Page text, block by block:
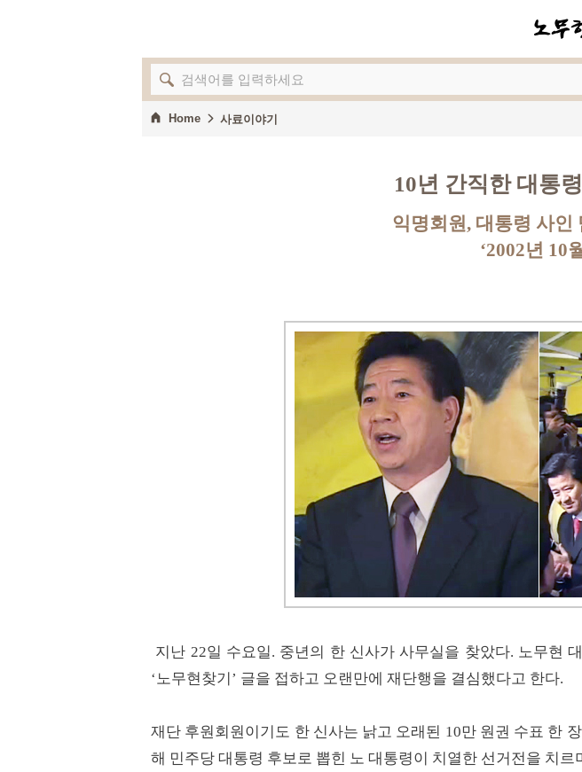
Home 사료이야기
10년 간직한 대통
익명회원, 대통령 사인
‘2002년 10
지난 22일 수요일. 중년의 한 신사가 사무실을 찾았다. 노무현
‘노무현찾기’ 글을 접하고 오랜만에 재단행을 결심했다고 한다.
재단 후원회원이기도 한 신사는 낡고 오래된 10만 원권 수표 한
해 민주당 대통령 후보로 뽑힌 노 대통령이 치열한 선거전을 치